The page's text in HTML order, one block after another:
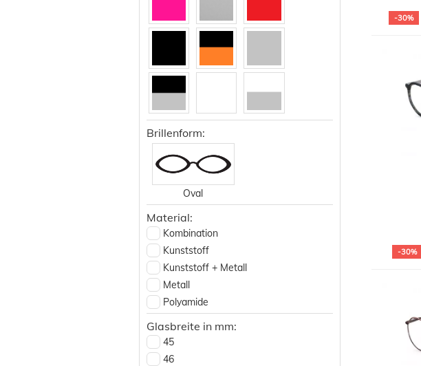
-30%
-30%
Brillenform:
Oval
Material:
Kombination
Kunststoff
Kunststoff + Metall
Metall
Polyamide
Titan
Titanflex
Glasbreite in mm:
45
46